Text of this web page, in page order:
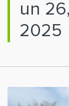
un
2025